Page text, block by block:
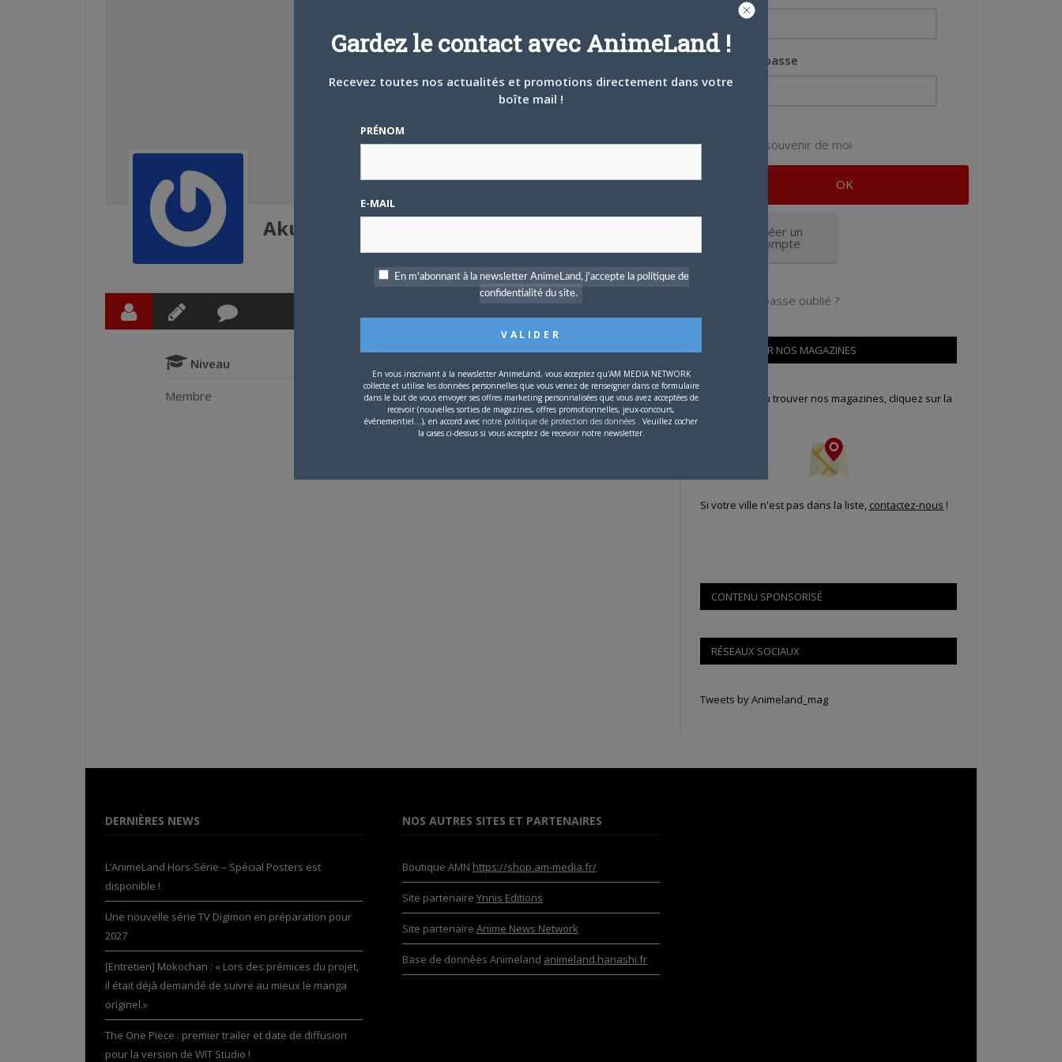
Akuro38
Niveau
Membre
Mot de passe
Se souvenir de moi
Créer un
compte
Mot de passe oublié ?
OÙ TROUVER NOS MAGAZINES
Pour savoir où trouver nos magazines, cliquez sur la
Si votre ville n'est pas dans la liste, contactez-nous !
CONTENU SPONSORISÉ
RÉSEAUX SOCIAUX
Tweets by Animeland_mag
DERNIÈRES NEWS
L’AnimeLand Hors-Série – Spécial Posters est
disponible !
Une nouvelle série TV Digimon en préparation pour
2027
[Entretien] Mokochan : « Lors des prémices du projet,
il était déjà demandé de suivre au mieux le manga
originel.»
The One Piece : premier trailer et date de diffusion
pour la version de WIT Studio !
NOS AUTRES SITES ET PARTENAIRES
Boutique AMN https://shop.am-media.fr/
Site partenaire Ynnis Editions
Site partenaire Anime News Network
Base de données Animeland animeland.hanashi.fr
Gardez le contact avec AnimeLand !
Recevez toutes nos actualités et promotions directement dans votre
boîte mail !
PRÉNOM
E-MAIL
En m'abonnant à la newsletter AnimeLand, j'accepte la politique de
confidentialité du site.
En vous inscrivant à la newsletter AnimeLand, vous acceptez qu'AM MEDIA NETWORK
collecte et utilise les données personnelles que vous venez de renseigner dans ce formulaire
dans le but de vous envoyer ses offres marketing personnalisées que vous avez acceptées de
recevoir (nouvelles sorties de magazines, offres promotionnelles, jeux-concours,
événementiel...), en accord avec notre politique de protection des données . Veuillez cocher
la cases ci-dessus si vous acceptez de recevoir notre newsletter.